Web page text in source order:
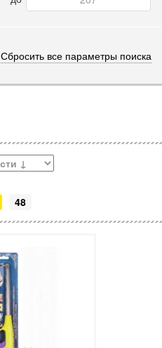
Сбросить все параметры поиска
48